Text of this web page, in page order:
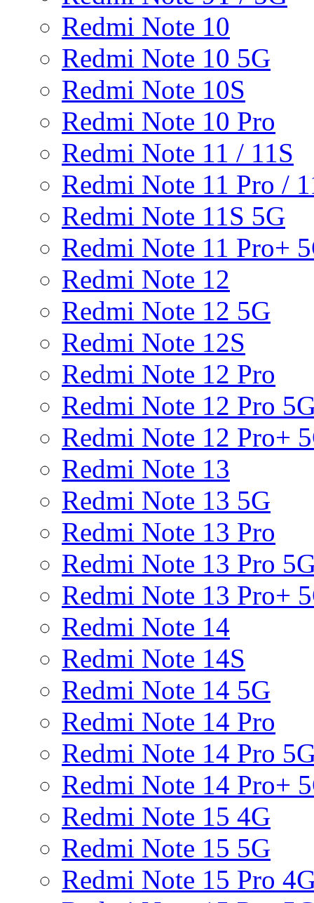
Redmi Note 10
Redmi Note 10 5G
Redmi Note 10S
Redmi Note 10 Pro
Redmi Note 11 / 11S
Redmi Note 11 Pro /
Redmi Note 11S 5G
Redmi Note 11 Pro+
Redmi Note 12
Redmi Note 12 5G
Redmi Note 12S
Redmi Note 12 Pro
Redmi Note 12 Pro
Redmi Note 12 Pro+
Redmi Note 13
Redmi Note 13 5G
Redmi Note 13 Pro
Redmi Note 13 Pro
Redmi Note 13 Pro+
Redmi Note 14
Redmi Note 14S
Redmi Note 14 5G
Redmi Note 14 Pro
Redmi Note 14 Pro
Redmi Note 14 Pro+
Redmi Note 15 4G
Redmi Note 15 5G
Redmi Note 15 Pro